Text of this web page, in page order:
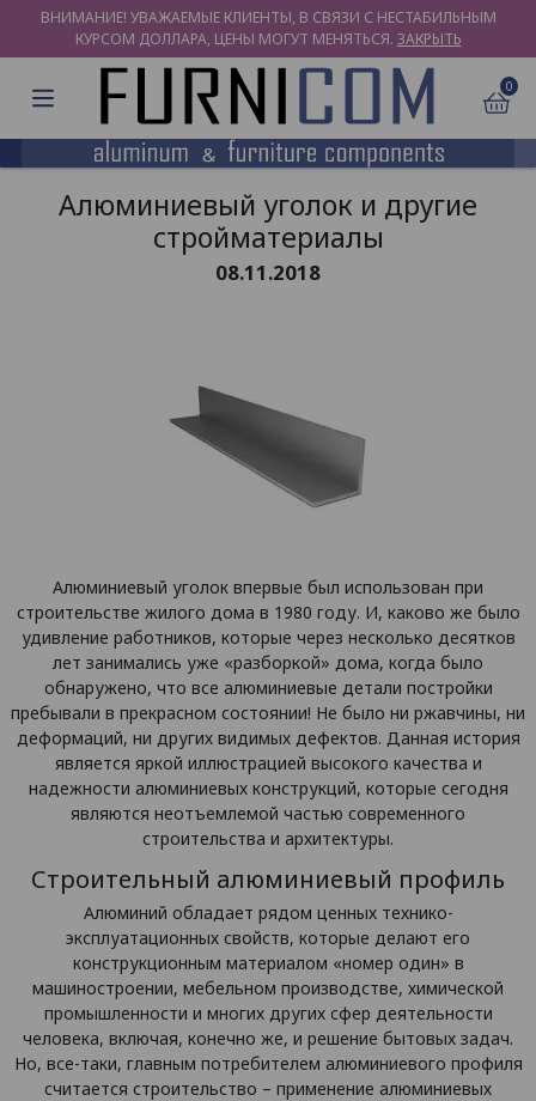
ВНИМАНИЕ! УВАЖАЕМЫЕ КЛИЕНТЫ, В СВЯЗИ С НЕСТАБИЛЬНЫМ
КУРСОМ ДОЛЛАРА, ЦЕНЫ МОГУТ МЕНЯТЬСЯ. ЗАКРЫТЬ
0
Алюминиевый уголок и другие
стройматериалы
08.11.2018
Алюминиевый уголок впервые был использован при
строительстве жилого дома в 1980 году. И, каково же было
удивление работников, которые через несколько десятков
лет занимались уже «разборкой» дома, когда было
обнаружено, что все алюминиевые детали постройки
пребывали в прекрасном состоянии! Не было ни ржавчины, ни
деформаций, ни других видимых дефектов. Данная история
является яркой иллюстрацией высокого качества и
надежности алюминиевых конструкций, которые сегодня
являются неотъемлемой частью современного
строительства и архитектуры.
Строительный алюминиевый профиль
Алюминий обладает рядом ценных технико-
эксплуатационных свойств, которые делают его
конструкционным материалом «номер один» в
машиностроении, мебельном производстве, химической
промышленности и многих других сфер деятельности
человека, включая, конечно же, и решение бытовых задач.
Но, все-таки, главным потребителем алюминиевого профиля
считается строительство – применение алюминиевых